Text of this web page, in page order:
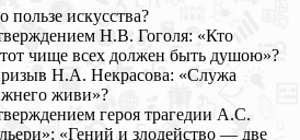
искусства?
Н.В. Гоголя: «Кто
тот чище всех должен быть душою»?
Н.А. Некрасова: «Служа
живи»?
героя трагедии А.С.
«Гений и злодейство — две